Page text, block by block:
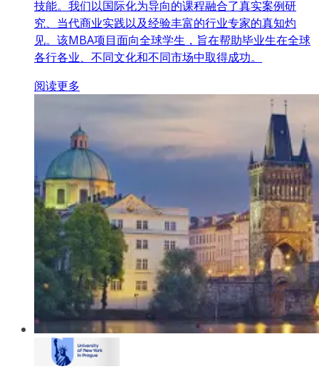
技能。我们以国际化为导向的课程融合了真实案例研
究、当代商业实践以及经验丰富的行业专家的真知灼
见。该MBA项目面向全球学生，旨在帮助毕业生在全球
各行各业、不同文化和不同市场中取得成功。
阅读更多